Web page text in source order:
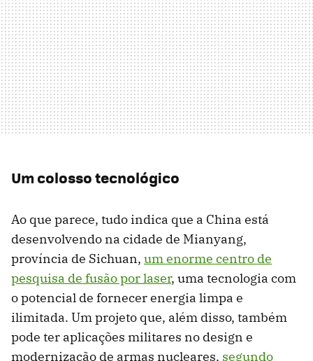
Um colosso tecnológico
Ao que parece, tudo indica que a China está
desenvolvendo na cidade de Mianyang,
província de Sichuan, um enorme centro de
pesquisa de fusão por laser, uma tecnologia com
o potencial de fornecer energia limpa e
ilimitada. Um projeto que, além disso, também
pode ter aplicações militares no design e
modernização de armas nucleares, segundo